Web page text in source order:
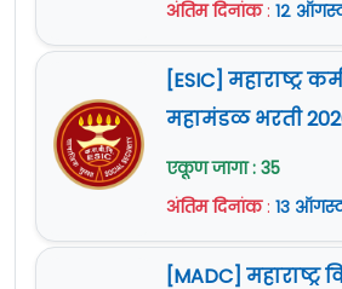
अंतिम दिनांक: १२
[ESIC] महाराष्ट्र
महामंडळ भरती
एकूण जागा : 35
अंतिम दिनांक: १३
[MADC]